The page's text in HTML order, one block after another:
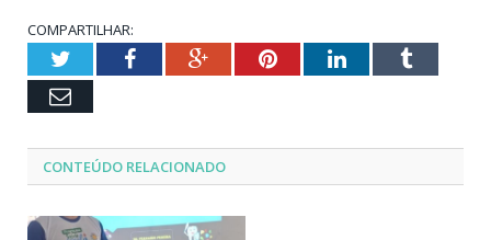
COMPARTILHAR:
TwitterFacebookGoogle+PinterestLinkedInTumblr
Email
CONTEÚDO RELACIONADO